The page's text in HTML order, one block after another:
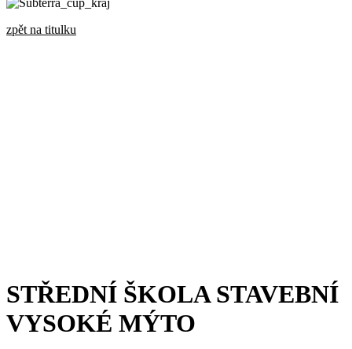
zpět na titulku
STŘEDNÍ ŠKOLA STAVEBNÍ
VYSOKÉ MÝTO